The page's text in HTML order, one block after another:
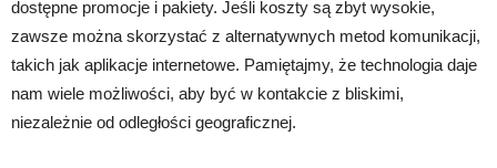
dostępne promocje i pakiety. Jeśli koszty są zbyt wysokie,
zawsze można skorzystać z alternatywnych metod komunikacji,
takich jak aplikacje internetowe. Pamiętajmy, że technologia daje
nam wiele możliwości, aby być w kontakcie z bliskimi,
niezależnie od odległości geograficznej.